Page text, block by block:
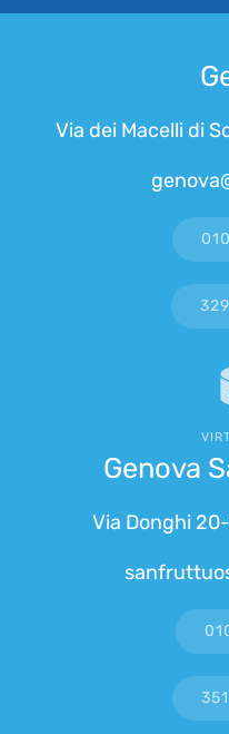
Via dei Macelli di
Genova
Via Donghi